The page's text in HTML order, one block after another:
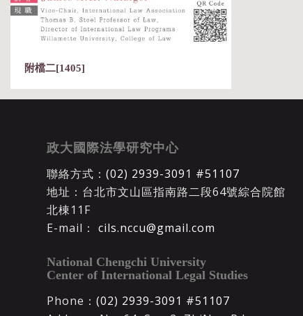
附檔二[1405]
政大國際法學研究中心
聯絡方式： (02) 2939-3091 #51107
地址：台北市文山區指南路二段64號綜合院館
北棟11F
E-mail： cils.nccu@gmail.com
National Chengchi University
Center of International Legal Studies
Phone： (02) 2939-3091 #51107